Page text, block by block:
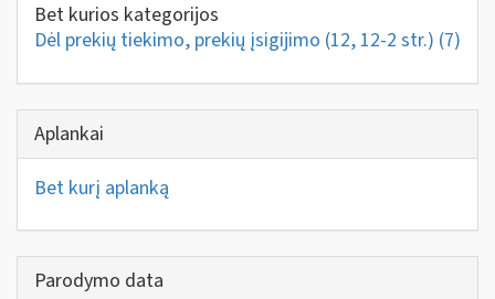
Bet kurios kategorijos
Dėl prekių tiekimo, prekių įsigijimo (12, 12-2 str.) (7)
Aplankai
Bet kurį aplanką
Parodymo data